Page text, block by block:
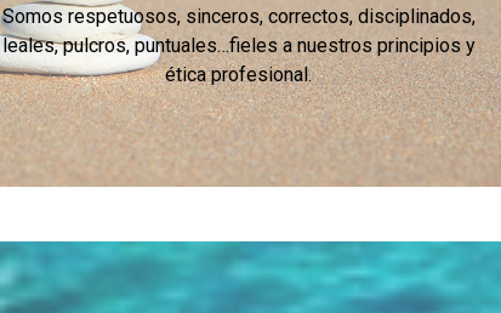
Somos respetuosos, sinceros, correctos, disciplinados,
leales, pulcros, puntuales…fieles a nuestros principios y
ética profesional.